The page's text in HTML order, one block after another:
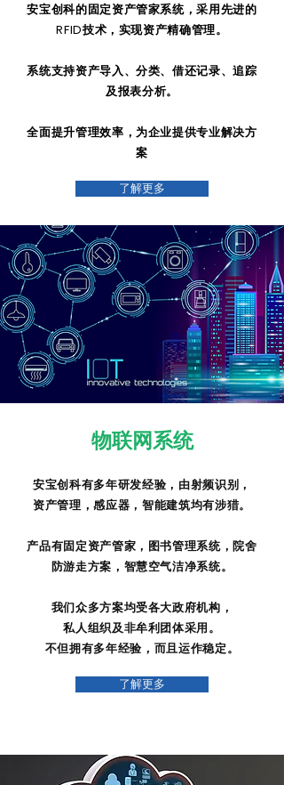
安宝创科的固定资产管家系统，采用先进的
RFID技术，实现资产精确管理。
系统支持资产导入、分类、借还记录、追踪
及报表分析。
全面提升管理效率，为企业提供专业解决方
案
了解更多
物联网系统
安宝创科有多年研发经验，由射频识别，
资产管理，感应器，智能建筑均有涉猎。
产品有固定资产管家，图书管理系统，院舍
防游走方案，智慧空气洁净系统。​
​我们众多方案均受各大政府机构，
私人组织及非牟利团体采用。
不但拥有多年经验，而且运作稳定。
了解更多